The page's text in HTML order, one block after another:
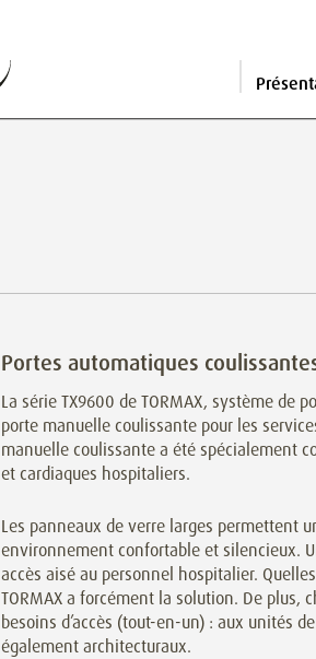
Portes automatiques
La série TX9600 de TORMAX, système
porte manuelle coulissante pour les
manuelle coulissante a été spécialement
et cardiaques hospitaliers.
Les panneaux de verre larges permettent
environnement confortable et silencieux.
accès aisé au personnel hospitalier.
TORMAX a forcément la solution. De plus,
besoins d’accès (tout-en-un) : aux unités
également architecturaux.